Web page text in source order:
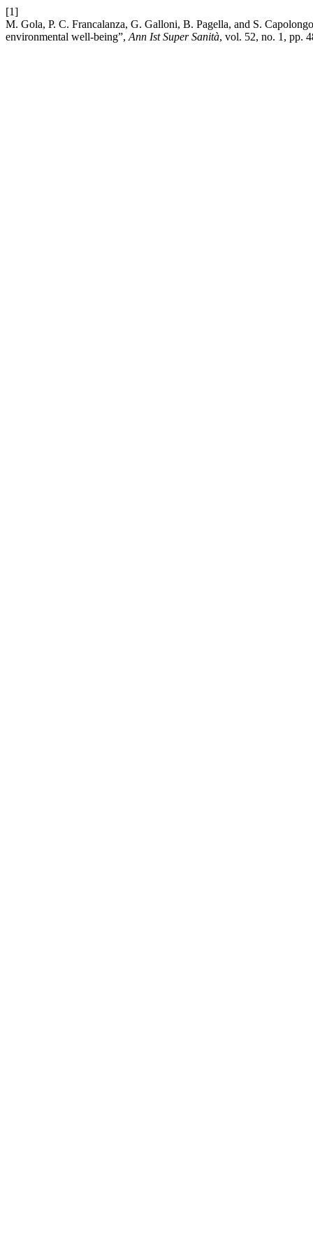
[1]
M. Gola, P. C. Francalanza, G. Galloni, B. Pagella, and S.
environmental well-being”, Ann Ist Super Sanità, vol. 52, no. 1, pp.